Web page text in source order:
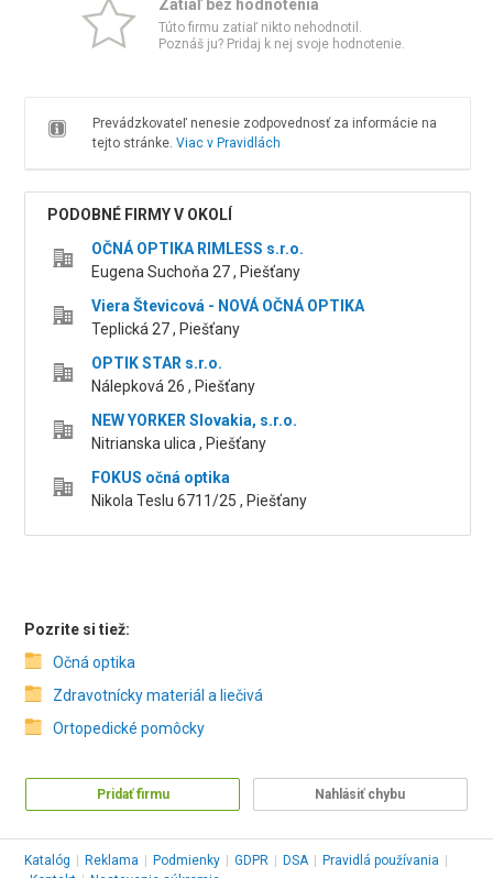
Zatiaľ bez hodnotenia
Túto firmu zatiaľ nikto nehodnotil.
Poznáš ju? Pridaj k nej svoje hodnotenie.
Prevádzkovateľ nenesie zodpovednosť za informácie na
tejto stránke. Viac v Pravidlách
PODOBNÉ FIRMY V OKOLÍ
OČNÁ OPTIKA RIMLESS s.r.o.
Eugena Suchoňa 27 , Piešťany
Viera Števicová - NOVÁ OČNÁ OPTIKA
Teplická 27 , Piešťany
OPTIK STAR s.r.o.
Nálepková 26 , Piešťany
NEW YORKER Slovakia, s.r.o.
Nitrianska ulica , Piešťany
FOKUS očná optika
Nikola Teslu 6711/25 , Piešťany
Pozrite si tiež:
Očná optika
Zdravotnícky materiál a liečivá
Ortopedické pomôcky
Pridať firmu Nahlásiť chybu
Katalóg Reklama Podmienky GDPR DSA Pravidlá používania